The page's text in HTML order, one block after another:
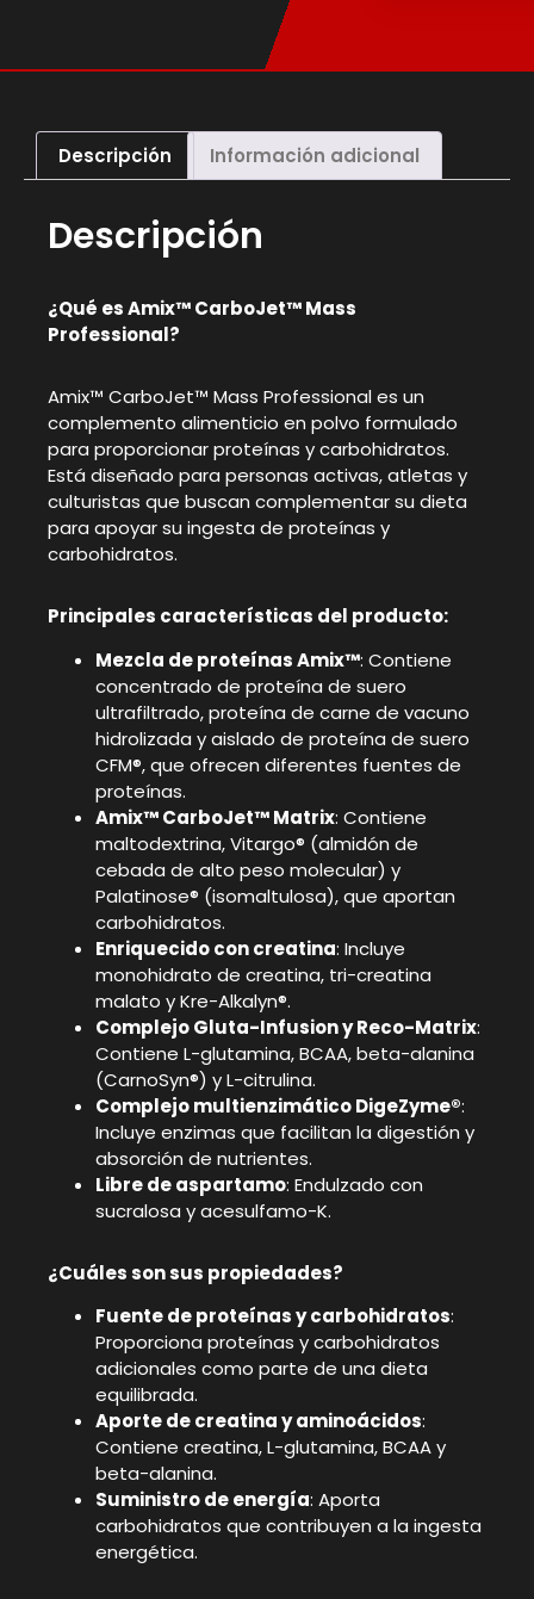
Descripción Información adicional
Descripción
¿Qué es Amix™ CarboJet™ Mass
Professional?
Amix™ CarboJet™ Mass Professional es un
complemento alimenticio en polvo formulado
para proporcionar proteínas y carbohidratos.
Está diseñado para personas activas, atletas y
culturistas que buscan complementar su dieta
para apoyar su ingesta de proteínas y
carbohidratos.
Principales características del producto:
Mezcla de proteínas Amix™: Contiene
concentrado de proteína de suero
ultrafiltrado, proteína de carne de vacuno
hidrolizada y aislado de proteína de suero
CFM®, que ofrecen diferentes fuentes de
proteínas.
Amix™ CarboJet™ Matrix: Contiene
maltodextrina, Vitargo® (almidón de
cebada de alto peso molecular) y
Palatinose® (isomaltulosa), que aportan
carbohidratos.
Enriquecido con creatina: Incluye
monohidrato de creatina, tri-creatina
malato y Kre-Alkalyn®.
Complejo Gluta-Infusion y Reco-Matrix:
Contiene L-glutamina, BCAA, beta-alanina
(CarnoSyn®) y L-citrulina.
Complejo multienzimático DigeZyme®:
Incluye enzimas que facilitan la digestión y
absorción de nutrientes.
Libre de aspartamo: Endulzado con
sucralosa y acesulfamo-K.
¿Cuáles son sus propiedades?
Fuente de proteínas y carbohidratos:
Proporciona proteínas y carbohidratos
adicionales como parte de una dieta
equilibrada.
Aporte de creatina y aminoácidos:
Contiene creatina, L-glutamina, BCAA y
beta-alanina.
Suministro de energía: Aporta
carbohidratos que contribuyen a la ingesta
energética.